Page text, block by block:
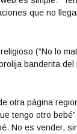
que no
(“No lo
banderita
otra página
tengo otro
No es vender,